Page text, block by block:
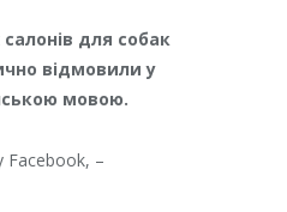
для собак
відмовили у
мовою.
Facebook, –